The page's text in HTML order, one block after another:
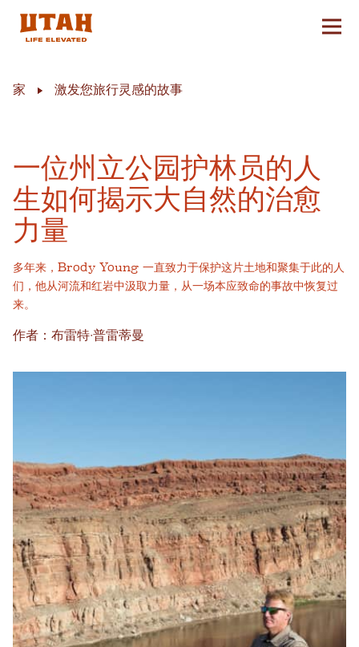
切换
家 激发您旅行灵感的故事
一位州立公园护林员的人
生如何揭示大自然的治愈
力量
多年来，Brody Young 一直致力于保护这片土地和聚集于此的人
们，他从河流和红岩中汲取力量，从一场本应致命的事故中恢复过
来。
作者：布雷特·普雷蒂曼